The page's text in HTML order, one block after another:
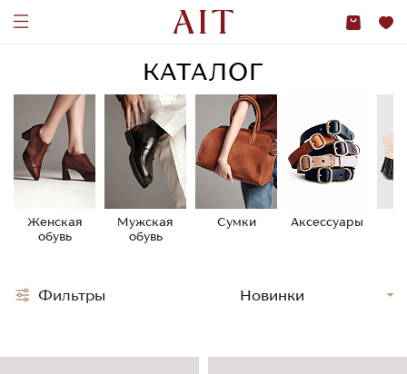
КАТАЛОГ
Женская
обувь
Мужская
обувь
Сумки Аксессуары
Фильтры